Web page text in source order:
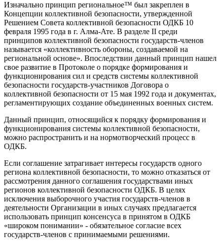
Изначально принцип региональное™ был закреплен в
Концепции коллективной безопасности, утвержденной
Решением Совета коллективной безопасности ОДКБ 10
февраля 1995 года в г. Алма-Ате. В разделе II среди
принципов коллективной безопасности государств-членов
называется «коллективность обороны, создаваемой на
региональной основе». Впоследствии данный принцип нашел
свое развитие в Протоколе о порядке формирования и
функционирования сил и средств системы коллективной
безопасности государств-участников Договора о
коллективной безопасности от 15 мая 1992 года и документах,
регламентирующих создание объединенных военных систем.
Данный принцип, относящийся к порядку формирования и
функционирования системы коллективной безопасности,
можно распространить и на нормотворческий процесс в
ОДКБ.
Если соглашение затрагивает интересы государств одного
региона коллективной безопасности, то можно отказаться от
рассмотрения данного соглашения государствами иных
регионов коллективной безопасности ОДКБ. В целях
исключения выборочного участия государств-членов в
деятельности Организации в иных случаях предлагается
использовать принцип консенсуса в принятом в ОДКБ
«широком понимании» - обязательное согласие всех
государств-членов с принимаемыми решениями.